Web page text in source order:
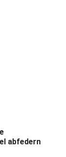
abfedern